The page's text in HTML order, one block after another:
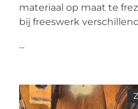
materiaal op maat te
bij freeswerk
...